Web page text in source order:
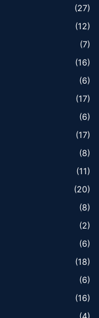
(27)
(12)
(7)
(16)
(6)
(17)
(6)
(17)
(8)
(11)
(20)
(8)
(2)
(6)
(18)
(6)
(16)
(4)